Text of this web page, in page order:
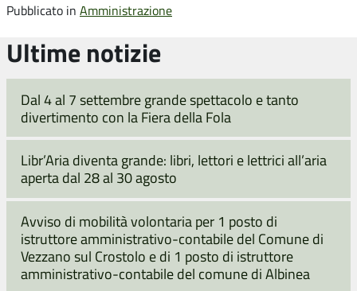
Pubblicato in Amministrazione
Ultime notizie
Dal 4 al 7 settembre grande spettacolo e tanto
divertimento con la Fiera della Fola
Libr’Aria diventa grande: libri, lettori e lettrici all’aria
aperta dal 28 al 30 agosto
Avviso di mobilità volontaria per 1 posto di
istruttore amministrativo-contabile del Comune di
Vezzano sul Crostolo e di 1 posto di istruttore
amministrativo-contabile del comune di Albinea